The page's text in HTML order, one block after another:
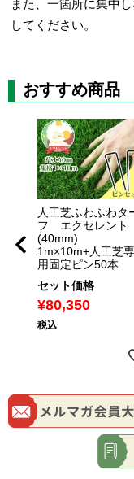
また、一箇所に集中
してください。
おすすめ商品
人工芝ふわふわタ
フ エクセレント
(40mm)
1m×10m+人工芝専
用固定ピン50本
セット価格
¥80,350
税込